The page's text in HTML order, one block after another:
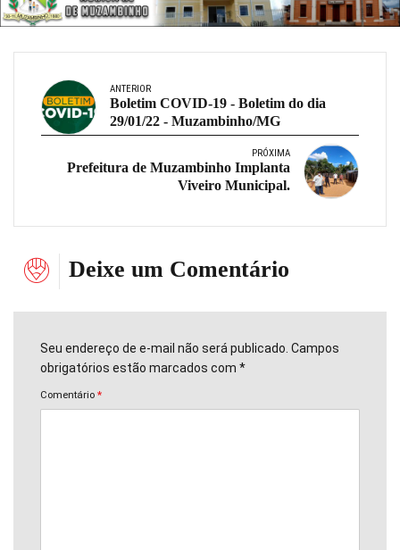
ANTERIOR
Boletim COVID-19 - Boletim do dia
29/01/22 - Muzambinho/MG
PRÓXIMA
Prefeitura de Muzambinho Implanta
Viveiro Municipal.
Deixe um Comentário
Seu endereço de e-mail não será publicado. Campos
obrigatórios estão marcados com *
Comentário *